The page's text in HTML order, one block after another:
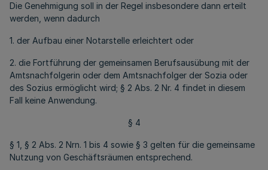
Die Genehmigung soll in der Regel insbesondere dann erteilt
werden, wenn dadurch
1. der Aufbau einer Notarstelle erleichtert oder
2. die Fortführung der gemeinsamen Berufsausübung mit der
Amtsnachfolgerin oder dem Amtsnachfolger der Sozia oder
des Sozius ermöglicht wird; § 2 Abs. 2 Nr. 4 findet in diesem
Fall keine Anwendung.
§ 4
§ 1, § 2 Abs. 2 Nrn. 1 bis 4 sowie § 3 gelten für die gemeinsame
Nutzung von Geschäftsräumen entsprechend.